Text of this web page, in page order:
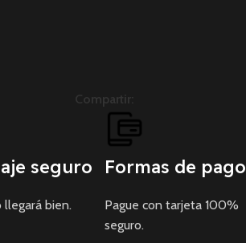
Compartir:
seguro
llegará bien.
Formas de pago
Pague con tarjeta 100%
seguro.